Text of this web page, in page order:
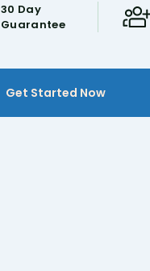
30 Day
Guarantee
Get Started Now